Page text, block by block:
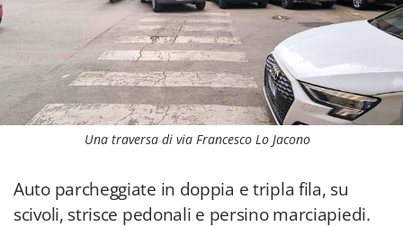
Una traversa di via Francesco Lo Jacono
Auto parcheggiate in doppia e tripla fila, su
scivoli, strisce pedonali e persino marciapiedi.